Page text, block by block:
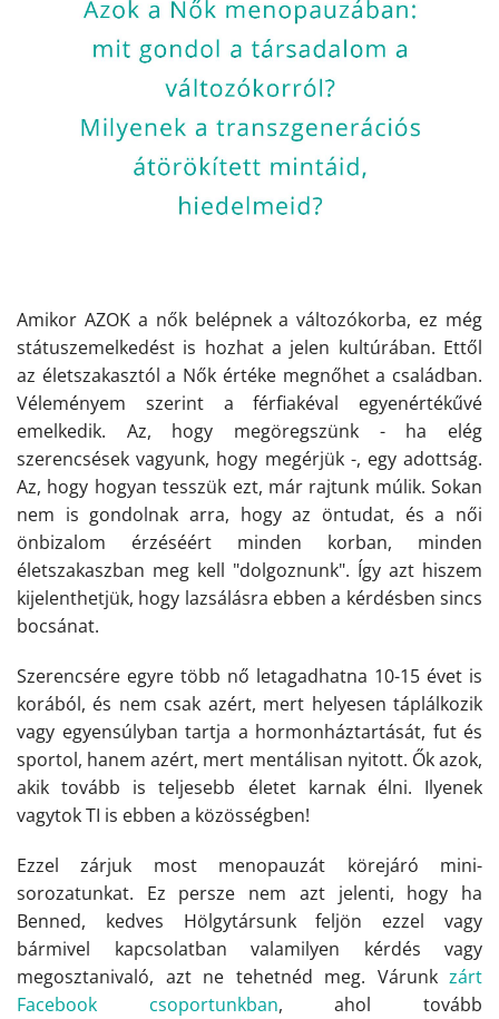
Amikor AZOK a nők belépnek a változókorba, ez még
státuszemelkedést is hozhat a jelen kultúrában. Ettől
az életszakasztól a Nők értéke megnőhet a családban.
Véleményem szerint a férfiakéval egyenértékűvé
emelkedik. Az, hogy megöregszünk - ha elég
szerencsések vagyunk, hogy megérjük -, egy adottság.
Az, hogy hogyan tesszük ezt, már rajtunk múlik. Sokan
nem is gondolnak arra, hogy az öntudat, és a női
önbizalom érzéséért minden korban, minden
életszakaszban meg kell "dolgoznunk". Így azt hiszem
kijelenthetjük, hogy lazsálásra ebben a kérdésben sincs
bocsánat.
Szerencsére egyre több nő letagadhatna 10-15 évet is
korából, és nem csak azért, mert helyesen táplálkozik
vagy egyensúlyban tartja a hormonháztartását, fut és
sportol, hanem azért, mert mentálisan nyitott. Ők azok,
akik tovább is teljesebb életet karnak élni. Ilyenek
vagytok TI is ebben a közösségben!
Ezzel zárjuk most menopauzát körejáró mini-
sorozatunkat. Ez persze nem azt jelenti, hogy ha
Benned, kedves Hölgytársunk feljön ezzel vagy
bármivel kapcsolatban valamilyen kérdés vagy
megosztanivaló, azt ne tehetnéd meg. Várunk zárt
Facebook csoportunkban, ahol tovább